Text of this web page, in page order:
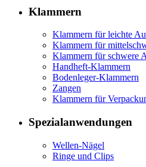
Klammern
Klammern für leichte
Klammern für
Klammern für schwere
Handheft-Klammern
Bodenleger-Klammern
Zangen
Klammern für
Spezialanwendungen
Wellen-Nägel
Ringe und Clips